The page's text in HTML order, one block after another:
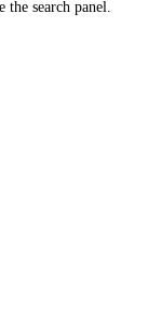
the search panel.